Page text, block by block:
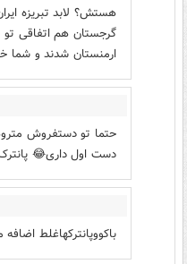
هستش؟ لابد تبریزه
گرجستان هم اتفاقی
ارمنستان شدند و شما
حتما تو دستفروش
دست اول داری😂
باکووپانترکهاغلط اضافه